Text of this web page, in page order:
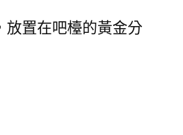
放置在吧檯的黃金分